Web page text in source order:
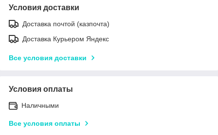
Условия доставки
Доставка почтой (казпочта)
Доставка Курьером Яндекс
Все условия доставки
Условия оплаты
Наличными
Все условия оплаты